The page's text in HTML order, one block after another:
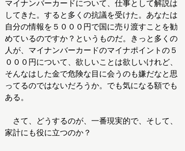
マイナンバーカードについて、仕事として解説は
してきた。すると多くの抗議を受けた。あなたは
自分の情報を５０００円で国に売り渡すことを勧
めているのですか？というものだ。きっと多くの
人が、マイナンバーカードのマイナポイントの５
０００円について、欲しいことは欲しいけれど、
そんなはした金で危険な目に会うのも嫌だなと思
ってるのではないだろうか。でも気になる額でも
ある。
さて、どうするのが、一番現実的で、そして、
家計にも役に立つのか？